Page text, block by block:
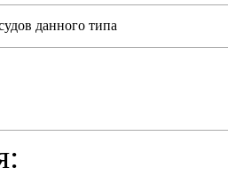
данного типа